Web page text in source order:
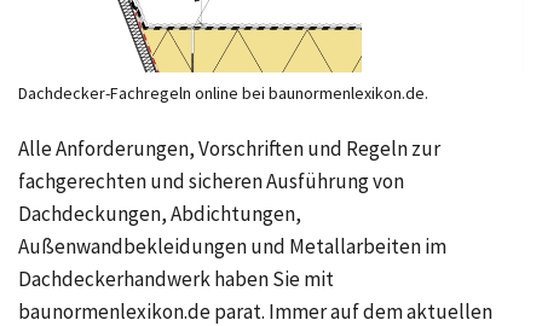
Dachdecker-Fachregeln online bei baunormenlexikon.de.
Alle Anforderungen, Vorschriften und Regeln zur
fachgerechten und sicheren Ausführung von
Dachdeckungen, Abdichtungen,
Außenwandbekleidungen und Metallarbeiten im
Dachdeckerhandwerk haben Sie mit
baunormenlexikon.de parat. Immer auf dem aktuellen